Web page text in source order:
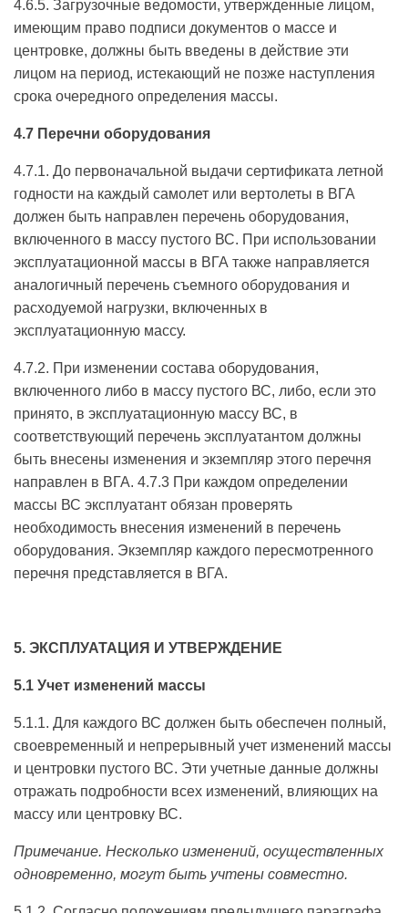
4.6.5. Загрузочные ведомости, утвержденные лицом,
имеющим право подписи документов о массе и
центровке, должны быть введены в действие эти
лицом на период, истекающий не позже наступления
срока очередного определения массы.
4.7 Перечни оборудования
4.7.1. До первоначальной выдачи сертификата летной
годности на каждый самолет или вертолеты в ВГА
должен быть направлен перечень оборудования,
включенного в массу пустого ВС. При использовании
эксплуатационной массы в ВГА также направляется
аналогичный перечень съемного оборудования и
расходуемой нагрузки, включенных в
эксплуатационную массу.
4.7.2. При изменении состава оборудования,
включенного либо в массу пустого ВС, либо, если это
принято, в эксплуатационную массу ВС, в
соответствующий перечень эксплуатантом должны
быть внесены изменения и экземпляр этого перечня
направлен в ВГА. 4.7.3 При каждом определении
массы ВС эксплуатант обязан проверять
необходимость внесения изменений в перечень
оборудования. Экземпляр каждого пересмотренного
перечня представляется в ВГА.
5. ЭКСПЛУАТАЦИЯ И УТВЕРЖДЕНИЕ
5.1 Учет изменений массы
5.1.1. Для каждого ВС должен быть обеспечен полный,
своевременный и непрерывный учет изменений массы
и центровки пустого ВС. Эти учетные данные должны
отражать подробности всех изменений, влияющих на
массу или центровку ВС.
Примечание. Несколько изменений, осуществленных
одновременно, могут быть учтены совместно.